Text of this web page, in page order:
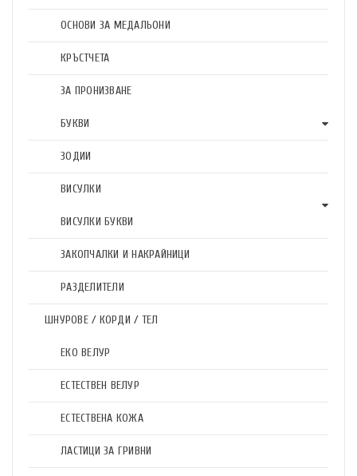
ОСНОВИ ЗА МЕДАЛЬОНИ
КРЪСТЧЕТА
ЗА ПРОНИЗВАНЕ
БУКВИ
ЗОДИИ
ВИСУЛКИ
ВИСУЛКИ БУКВИ
ЗАКОПЧАЛКИ И НАКРАЙНИЦИ
РАЗДЕЛИТЕЛИ
ШНУРОВЕ / КОРДИ / ТЕЛ
ЕКО ВЕЛУР
ЕСТЕСТВЕН ВЕЛУР
ЕСТЕСТВЕНА КОЖА
ЛАСТИЦИ ЗА ГРИВНИ